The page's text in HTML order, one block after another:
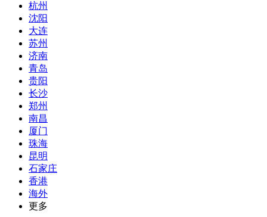
杭州
沈阳
大连
苏州
济南
青岛
贵阳
长沙
郑州
南昌
厦门
珠海
昆明
石家庄
香港
海外
更多